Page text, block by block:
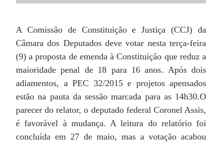
A Comissão de Constituição e Justiça (CCJ) da
Câmara dos Deputados deve votar nesta terça-feira
(9) a proposta de emenda à Constituição que reduz a
maioridade penal de 18 para 16 anos. Após dois
adiamentos, a PEC 32/2015 e projetos apensados
estão na pauta da sessão marcada para as 14h30.O
parecer do relator, o deputado federal Coronel Assis,
é favorável à mudança. A leitura do relatório foi
concluída em 27 de maio, mas a votação acabou